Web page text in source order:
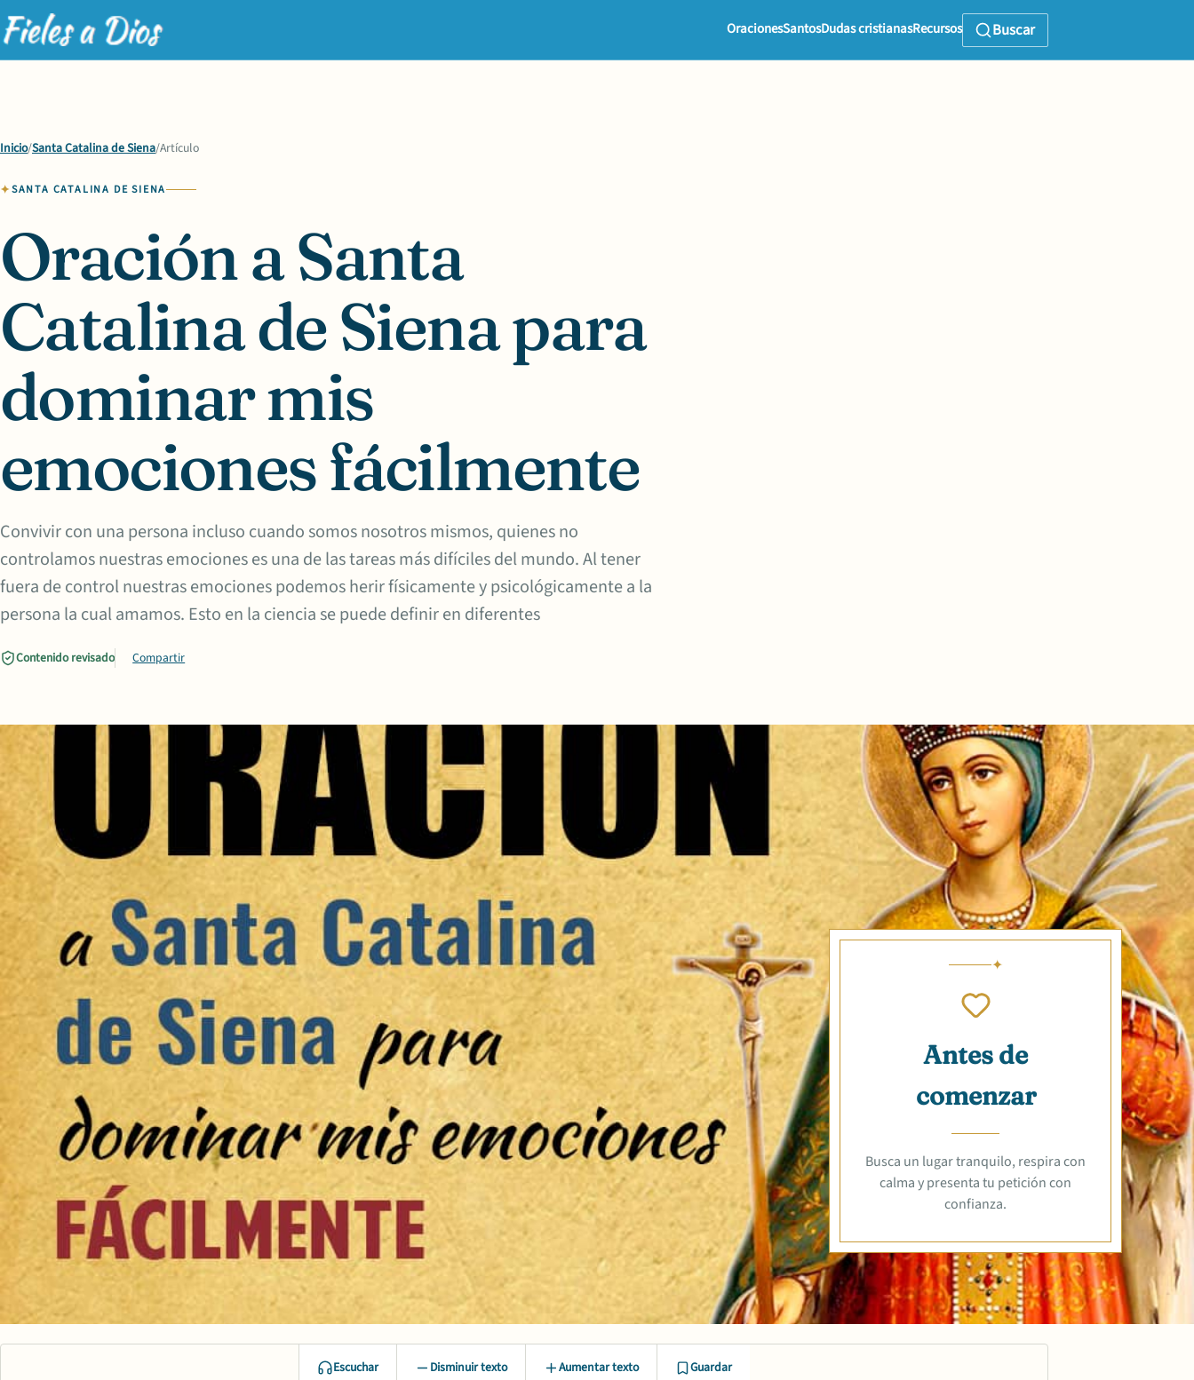
OracionesSantosDudas cristianasRecursos Buscar
Inicio/Santa Catalina de Siena/Artículo
SANTA CATALINA DE SIENA
Oración a Santa
Catalina de Siena para
dominar mis
emociones fácilmente
Convivir con una persona incluso cuando somos nosotros mismos, quienes no
controlamos nuestras emociones es una de las tareas más difíciles del mundo. Al tener
fuera de control nuestras emociones podemos herir físicamente y psicológicamente a la
persona la cual amamos. Esto en la ciencia se puede definir en diferentes
Contenido revisado Compartir
Antes de
comenzar
Busca un lugar tranquilo, respira con
calma y presenta tu petición con
confianza.
Escuchar Disminuir texto Aumentar texto Guardar